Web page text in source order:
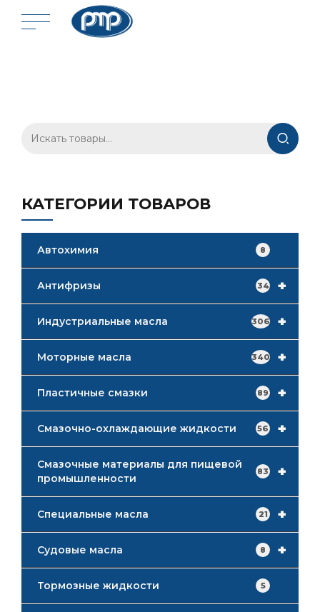
КАТЕГОРИИ ТОВАРОВ
Автохимия 8
+
Антифризы 34
+
Индустриальные масла 306
+
Моторные масла 340
+
Пластичные смазки 89
+
Смазочно-охлаждающие жидкости 56
+
Смазочные материалы для пищевой
промышленности
83
+
Специальные масла 21
+
Судовые масла 8
Тормозные жидкости 5